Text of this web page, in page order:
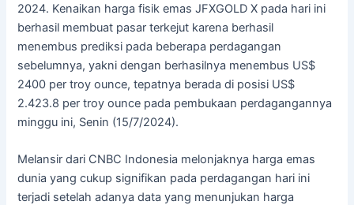
2024. Kenaikan harga fisik emas JFXGOLD X pada hari ini
berhasil membuat pasar terkejut karena berhasil
menembus prediksi pada beberapa perdagangan
sebelumnya, yakni dengan berhasilnya menembus US$
2400 per troy ounce, tepatnya berada di posisi US$
2.423.8 per troy ounce pada pembukaan perdagangannya
minggu ini, Senin (15/7/2024).
Melansir dari CNBC Indonesia melonjaknya harga emas
dunia yang cukup signifikan pada perdagangan hari ini
terjadi setelah adanya data yang menunjukan harga